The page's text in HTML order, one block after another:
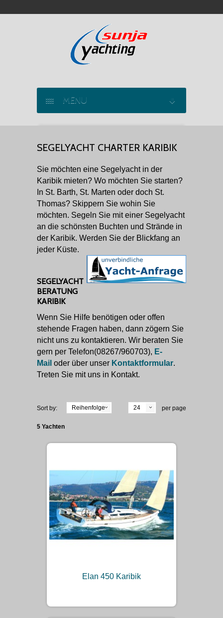
MENU
KATAMARAN CHARTER
MOTORYACHT CHARTER
MARINAS
SEGELYACHT CHARTER KARIBIK
Sie möchten eine Segelyacht in der
Karibik mieten? Wo möchten Sie starten?
In St. Barth, St. Marten oder doch St.
Thomas? Skippern Sie wohin Sie
möchten. Segeln Sie mit einer Segelyacht
an die schönsten Buchten und Strände in
der Karibik. Werden Sie der Blickfang an
jeder Küste.
SEGELYACHT
BERATUNG
KARIBIK
Wenn Sie Hilfe benötigen oder offen
stehende Fragen haben, dann zögern Sie
nicht uns zu kontaktieren. Wir beraten Sie
gern per Telefon(08267/960703), E-
Mail oder über unser Kontaktformular.
Treten Sie mit uns in Kontakt.
Sort by: Reihenfolge 24 per page
5 Yachten
Elan 450 Karibik